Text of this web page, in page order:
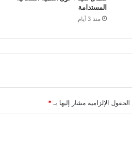
المستدامة
منذ 3 أيام
الحقول الإلزامية مشار إليها بـ *